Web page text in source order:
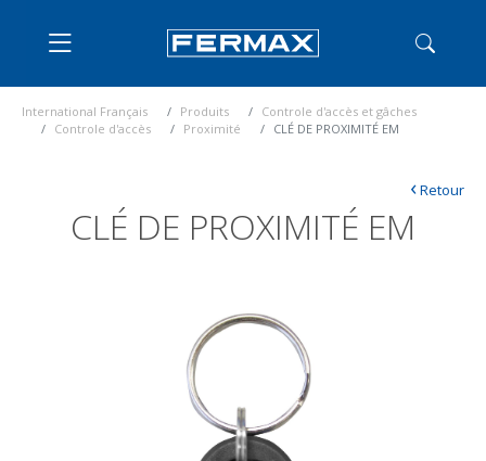
International Français Produits
Controle d'accès et gâches
Controle d'accès
Proximité CLÉ DE PROXIMITÉ EM
CLÉ DE PROXIMITÉ EM
‹Retour